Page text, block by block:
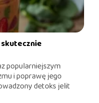
popularniejszym
i poprawę jego
detoks jelit